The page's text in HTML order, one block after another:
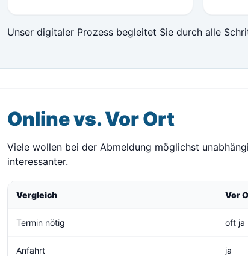
Unser digitaler Prozess begleitet Sie durch alle
Online vs. Vor Ort
Viele wollen bei der Abmeldung möglichst
interessanter.
Vergleich Vor
Termin nötig oft ja
Anfahrt ja